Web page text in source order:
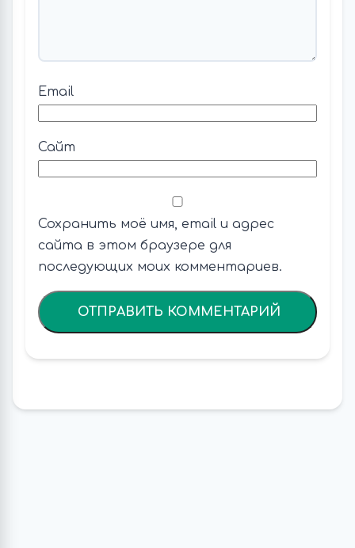
Email
Сайт
Сохранить моё имя, email и адрес
сайта в этом браузере для
последующих моих комментариев.